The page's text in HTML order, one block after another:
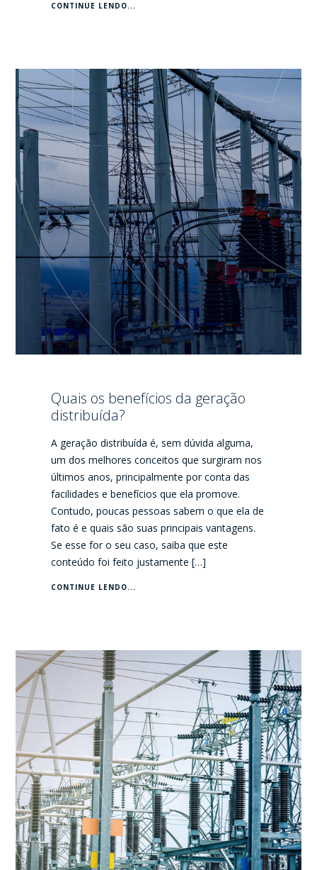
CONTINUE LENDO...
Quais os benefícios da geração
distribuída?
A geração distribuída é, sem dúvida alguma,
um dos melhores conceitos que surgiram nos
últimos anos, principalmente por conta das
facilidades e benefícios que ela promove.
Contudo, poucas pessoas sabem o que ela de
fato é e quais são suas principais vantagens.
Se esse for o seu caso, saiba que este
conteúdo foi feito justamente […]
CONTINUE LENDO...